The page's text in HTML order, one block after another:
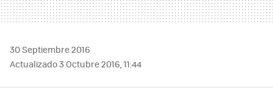
30 Septiembre 2016
Actualizado 3 Octubre 2016, 11:44